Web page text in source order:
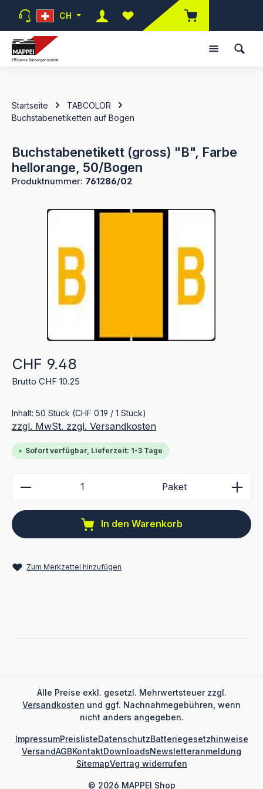
Zum Hauptinhalt springen
CH
Du hast 0 Produkte auf dem
Startseite
TABCOLOR
Buchstabenetiketten auf Bogen
Buchstabenetikett (gross) "B", Farbe
hellorange, 50/Bogen
Produktnummer: 761286/02
Bildergalerie überspringen
Regulärer Preis:
CHF 9.48
Brutto CHF 10.25
Inhalt: 50 Stück (CHF 0.19 / 1 Stück)
zzgl. MwSt. zzgl. Versandkosten
Sofort verfügbar, Lieferzeit: 1-3 Tage
Produkt Anzahl: Gib den gewünschten Wert ein
Paket
In den Warenkorb
Zum Merkzettel hinzufügen
Alle Preise exkl. gesetzl. Mehrwertsteuer zzgl.
Versandkosten und ggf. Nachnahmegebühren, wenn
nicht anders angegeben.
© 2026 MAPPEI Shop
ImpressumPreislisteDatenschutzBatteriegesetzhinweise
VersandAGBKontaktDownloadsNewsletteranmeldung
SitemapVertrag widerrufen